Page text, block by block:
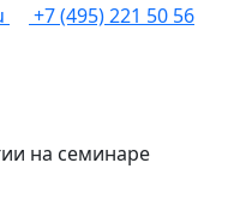
+7 (495) 221 50 56
на семинаре